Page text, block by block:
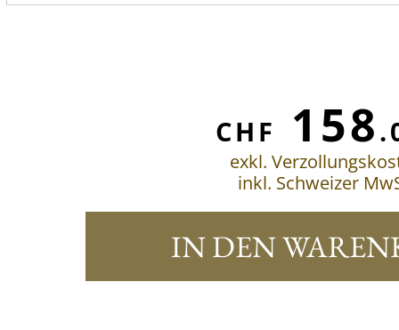
CHF 158
exkl.
inkl. Schweizer
IN DEN